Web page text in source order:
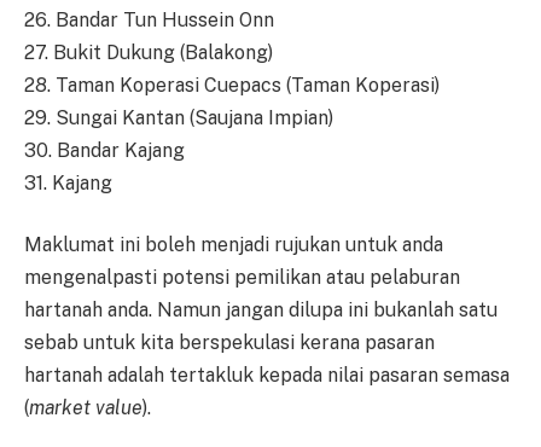
26. Bandar Tun Hussein Onn
27. Bukit Dukung (Balakong)
28. Taman Koperasi Cuepacs (Taman Koperasi)
29. Sungai Kantan (Saujana Impian)
30. Bandar Kajang
31. Kajang
Maklumat ini boleh menjadi rujukan untuk anda
mengenalpasti potensi pemilikan atau pelaburan
hartanah anda. Namun jangan dilupa ini bukanlah satu
sebab untuk kita berspekulasi kerana pasaran
hartanah adalah tertakluk kepada nilai pasaran semasa
(market value).